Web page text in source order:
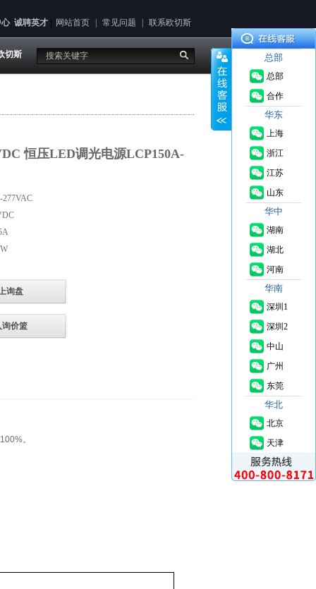
诚聘英才 网站首页 常见问题 联系欧切斯
切斯
恒压LED调光电源LCP150A-
277VAC
询盘
询价篮
。
总部
总部
合作
华东
上海
浙江
江苏
山东
华中
湖南
湖北
河南
华南
深圳1
深圳2
中山
广州
东莞
华北
北京
天津